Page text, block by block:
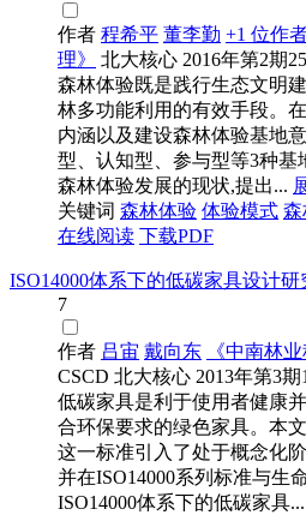
作者 程希平 董李勤 +1 位作
理》
北大核心 2016年第2期
森林体验既是践行生态文明
林多功能利用的有效手段。
内涵以及建设森林体验基地
型、认知型、参与型等3种
森林体验发展的现状,提出...
关键词 森林体验 体验模式 森
在线阅读 下载PDF
ISO14000体系下的低碳家具设计研
7
作者 吕宙 戴向东 《中南林
CSCD 北大核心 2013年第3
低碳家具是利于使用者健康
合环保要求的绿色家具。本
这一标准引入了处于概念化
并在ISO14000系列标准与生
ISO14000体系下的低碳家具...